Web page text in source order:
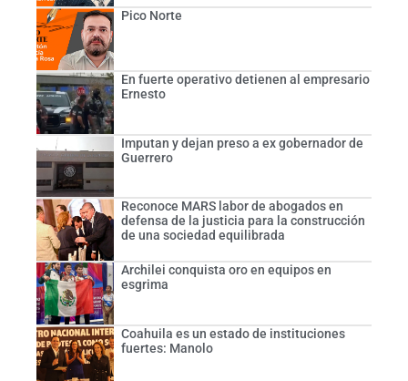
Pico Norte
En fuerte operativo detienen al empresario
Ernesto
Imputan y dejan preso a ex gobernador de
Guerrero
Reconoce MARS labor de abogados en
defensa de la justicia para la construcción
de una sociedad equilibrada
Archilei conquista oro en equipos en
esgrima
Coahuila es un estado de instituciones
fuertes: Manolo